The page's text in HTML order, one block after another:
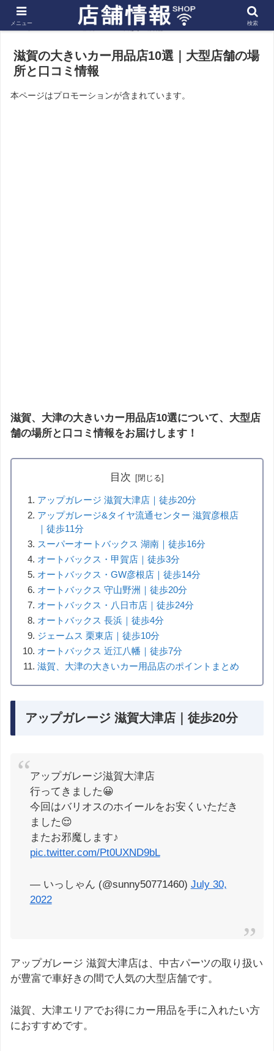
ホーム 近畿 滋賀の店舗
滋賀の大きいカー用品店10選｜大型店舗の場
所と口コミ情報
本ページはプロモーションが含まれています。
滋賀、大津の大きいカー用品店10選について、大型店
舗の場所と口コミ情報をお届けします！
目次
アップガレージ 滋賀大津店｜徒歩20分
アップガレージ&タイヤ流通センター 滋賀彦根店
｜徒歩11分
スーパーオートバックス 湖南｜徒歩16分
オートバックス・甲賀店｜徒歩3分
オートバックス・GW彦根店｜徒歩14分
オートバックス 守山野洲｜徒歩20分
オートバックス・八日市店｜徒歩24分
オートバックス 長浜｜徒歩4分
ジェームス 栗東店｜徒歩10分
オートバックス 近江八幡｜徒歩7分
滋賀、大津の大きいカー用品店のポイントまとめ
アップガレージ 滋賀大津店｜徒歩20分
アップガレージ滋賀大津店
行ってきました😀
今回はバリオスのホイールをお安くいただき
ました😌
またお邪魔します♪
pic.twitter.com/Pt0UXND9bL
— いっしゃん (@sunny50771460) July 30,
2022
アップガレージ 滋賀大津店は、中古パーツの取り扱い
が豊富で車好きの間で人気の大型店舗です。
滋賀、大津エリアでお得にカー用品を手に入れたい方
におすすめです。
メニュー 検索